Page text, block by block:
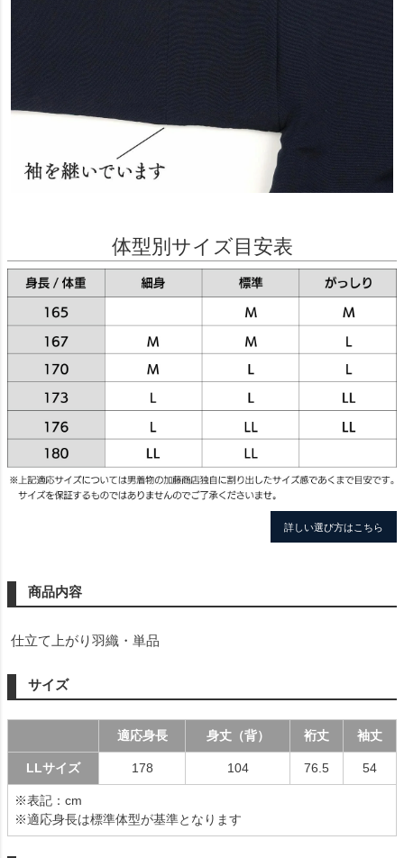
体型別サイズ目安表
詳しい選び方はこちら
商品内容
仕立て上がり羽織・単品
サイズ
適応身長 身丈（背） 裄丈 袖丈
LLサイズ 178 104 76.5 54
※表記：cm
※適応身長は標準体型が基準となります